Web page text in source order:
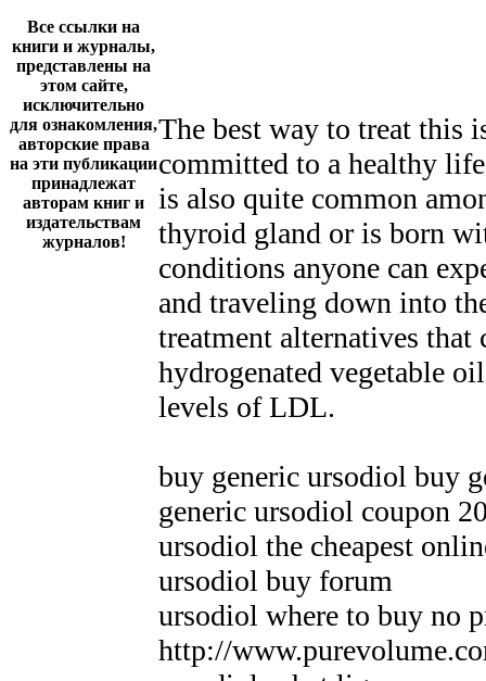
Все ссылки на
книги и журналы,
представлены на
этом сайте,
исключительно
для ознакомления,
авторские права
на эти публикации
принадлежат
авторам книг и
издательствам
журналов!
The best way to treat this
committed to a healthy
is also quite common
thyroid gland or is born
conditions anyone can
and traveling down into
treatment alternatives
hydrogenated vegetable
levels of LDL.
buy generic ursodiol buy
generic ursodiol coupon
ursodiol the cheapest
ursodiol buy forum
ursodiol where to buy no
http://